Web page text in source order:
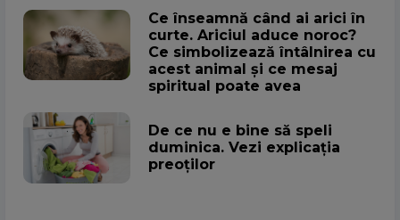
Ce înseamnă când ai arici în
curte. Ariciul aduce noroc?
Ce simbolizează întâlnirea cu
acest animal și ce mesaj
spiritual poate avea
De ce nu e bine să speli
duminica. Vezi explicația
preoților